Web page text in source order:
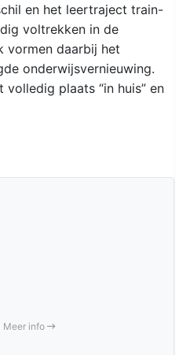
en het leertraject train-
voltrekken in de
vormen daarbij het
onderwijsvernieuwing.
volledig plaats “in huis” en
Meer info